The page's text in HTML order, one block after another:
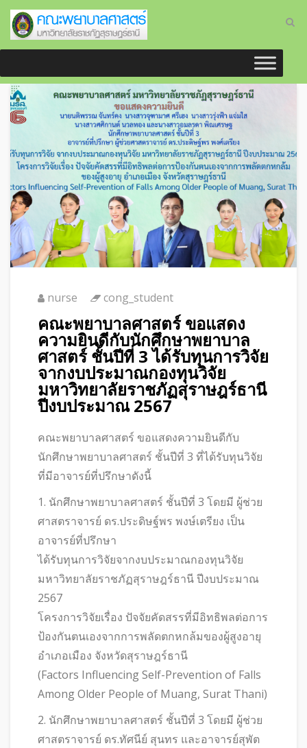
nurse cong_student
คณะพยาบาลศาสตร์ ขอแสดง
ความยินดีกับนักศึกษาพยาบาล
ศาสตร์ ชั้นปีที่ 3 ได้รับทุนการวิจัย
จากงบประมาณกองทุนวิจัย
มหาวิทยาลัยราชภัฏสุราษฎร์ธานี
ปีงบประมาณ 2567
คณะพยาบาลศาสตร์ ขอแสดงความยินดีกับ
นักศึกษาพยาบาลศาสตร์ ชั้นปีที่ 3 ที่ได้รับทุนวิจัย
ที่มีอาจารย์ที่ปรึกษาดังนี้
1. นักศึกษาพยาบาลศาสตร์ ชั้นปีที่ 3 โดยมี ผู้ช่วย
ศาสตราจารย์ ดร.ประดิษฐ์พร พงษ์เตรียง เป็น
อาจารย์ที่ปรึกษา
ได้รับทุนการวิจัยจากงบประมาณกองทุนวิจัย
มหาวิทยาลัยราชภัฏสุราษฎร์ธานี ปีงบประมาณ
2567
โครงการวิจัยเรื่อง ปัจจัยคัดสรรที่มีอิทธิพลต่อการ
ป้องกันตนเองจากการพลัดตกหกล้มของผู้สูงอายุ
อำเภอเมือง จังหวัดสุราษฎร์ธานี
(Factors Influencing Self-Prevention of Falls
Among Older People of Muang, Surat Thani)
2. นักศึกษาพยาบาลศาสตร์ ชั้นปีที่ 3 โดยมี ผู้ช่วย
ศาสตราจารย์ ดร.ทัศนีย์ สุนทร และอาจารย์สุพัต